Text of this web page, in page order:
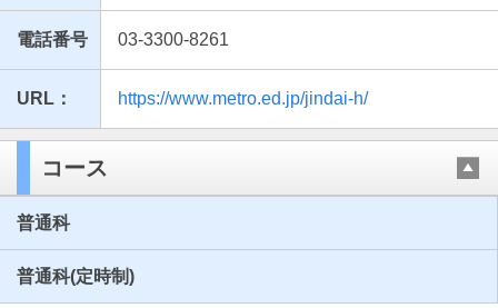
ブックマークした学校
電話番号 03-3300-8261
URL： https://www.metro.ed.jp/jindai-h/
コース
普通科
普通科(定時制)